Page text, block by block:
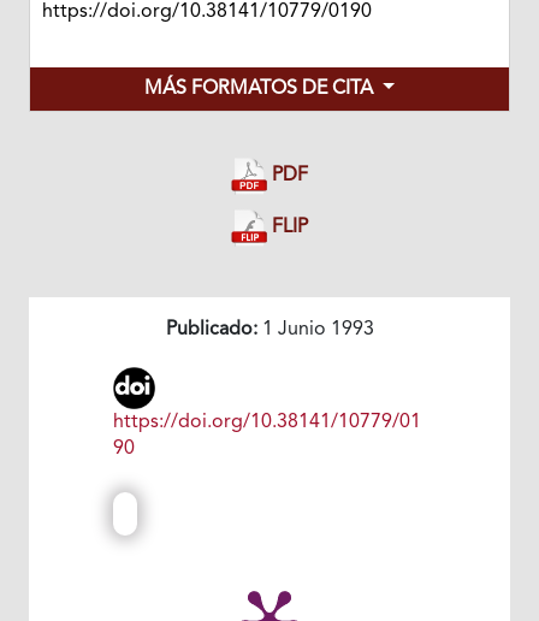
https://doi.org/10.38141/10779/0190
MÁS FORMATOS DE CITA
PDF
FLIP
Publicado:1 Junio 1993
https://doi.org/10.38141/10779/01
90